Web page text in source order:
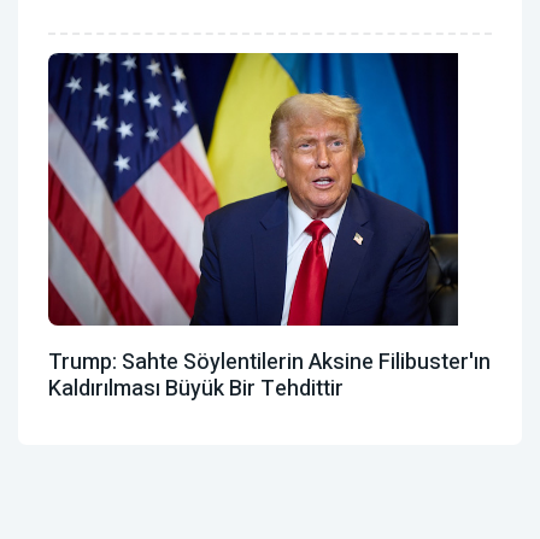
Trump: Sahte Söylentilerin Aksine Filibuster'ın
Kaldırılması Büyük Bir Tehdittir